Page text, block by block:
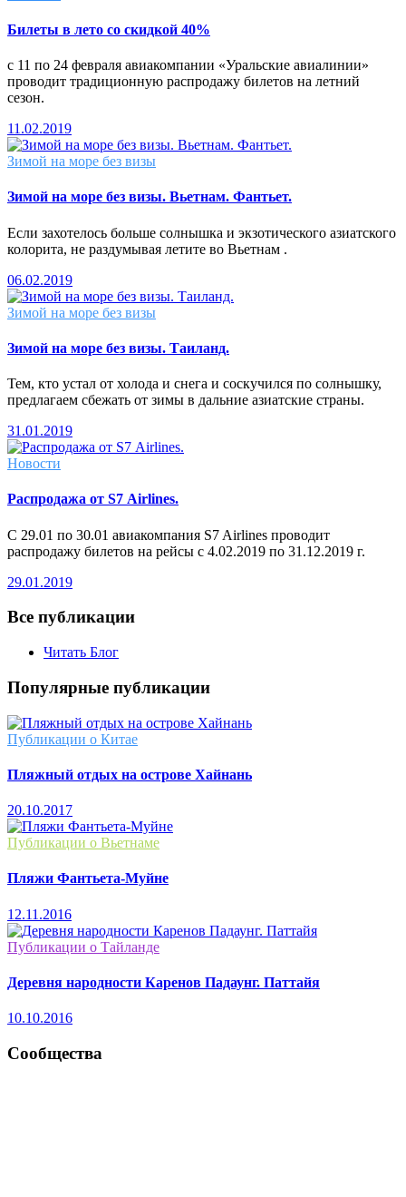
Билеты в лето со скидкой 40%
с 11 по 24 февраля авиакомпании «Уральские авиалинии»
проводит традиционную распродажу билетов на летний
сезон.
11.02.2019
Зимой на море без визы
Зимой на море без визы. Вьетнам. Фантьет.
Если захотелось больше солнышка и экзотического азиатского
колорита, не раздумывая летите во Вьетнам .
06.02.2019
Зимой на море без визы
Зимой на море без визы. Таиланд.
Тем, кто устал от холода и снега и соскучился по солнышку,
предлагаем сбежать от зимы в дальние азиатские страны.
31.01.2019
Новости
Распродажа от S7 Airlines.
С 29.01 по 30.01 авиакомпания S7 Airlines проводит
распродажу билетов на рейсы с 4.02.2019 по 31.12.2019 г.
29.01.2019
Все публикации
Читать Блог
Популярные публикации
Публикации о Китае
Пляжный отдых на острове Хайнань
20.10.2017
Публикации о Вьетнаме
Пляжи Фантьета-Муйне
12.11.2016
Публикации о Тайланде
Деревня народности Каренов Падаунг. Паттайя
10.10.2016
Сообщества